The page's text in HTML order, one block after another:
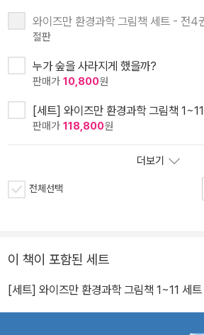
와이즈만 환경과학 그림책 세트 - 전4
절판
누가 숲을 사라지게 했을까?
판매가 10,800원
[세트] 와이즈만 환경과학 그림책
판매가 118,800원
더보기
전체선택
이 책이 포함된 세트
[세트] 와이즈만 환경과학 그림책 1~11 세